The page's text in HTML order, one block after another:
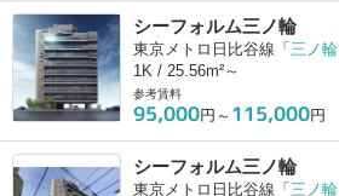
シーフォルム三ノ輪
東京メトロ日比谷線「 三ノ輪
1K / 25.56m²～
参考賃料
95,000円～ 115,000円
シーフォルム三ノ輪
東京メトロ日比谷線「 三ノ輪